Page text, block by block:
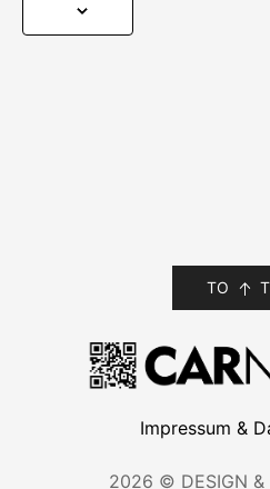
TO
Impressum &
2026 © DESIGN &